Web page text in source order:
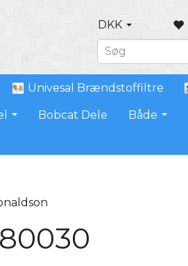
DKK
Univesal Brændstoffiltre
Bobcat Dele Både